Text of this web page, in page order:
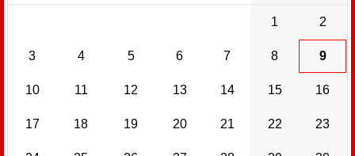
1 2
3 4 5 6 7 8 9
10 11 12 13 14 15 16
17 18 19 20 21 22 23